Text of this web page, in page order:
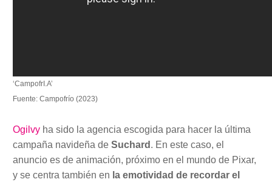
‘CampofrI.A’
Fuente: Campofrío (2023)
Ogilvy ha sido la agencia escogida para hacer la última
campaña navideña de Suchard . En este caso, el
anuncio es de animación, próximo en el mundo de Pixar,
y se centra también en la emotividad de recordar el